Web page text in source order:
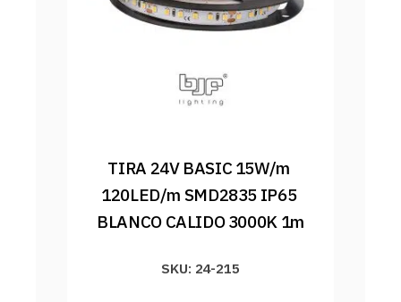
TIRA 24V BASIC 15W/m
120LED/m SMD2835 IP65
BLANCO CALIDO 3000K 1m
SKU: 24-215